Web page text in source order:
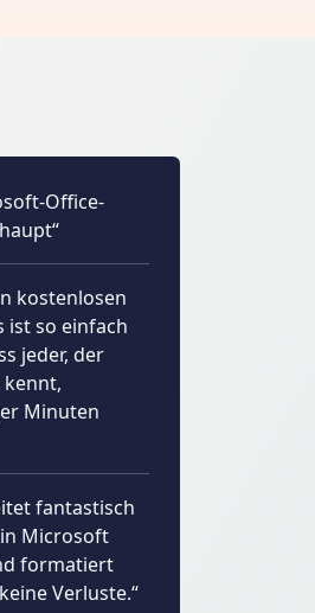
Office-
kostenlosen
ist so einfach
jeder, der
Minuten
fantastisch
Microsoft
formatiert
Verluste.“